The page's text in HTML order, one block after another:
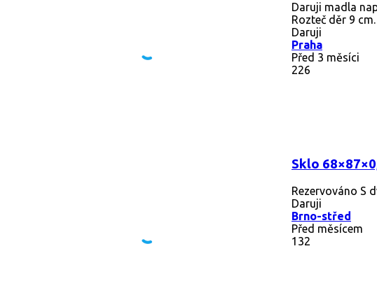
Daruji madla
Rozteč děr 9
Daruji
Praha
Před 3 měsíci
226
Sklo
Rezervováno S
Daruji
Brno-střed
Před měsícem
132